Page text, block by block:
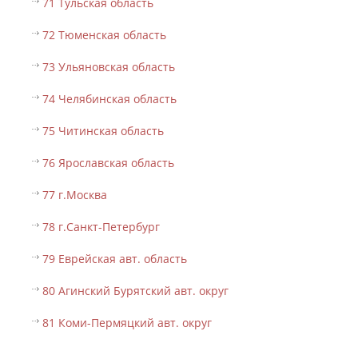
72 Тюменская область
73 Ульяновская область
74 Челябинская область
75 Читинская область
76 Ярославская область
77 г.Москва
78 г.Санкт-Петербург
79 Еврейская авт. область
80 Агинский Бурятский авт. округ
81 Коми-Пермяцкий авт. округ